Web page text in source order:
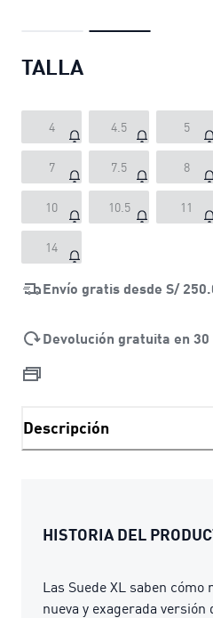
TALLA
4 4.5 5
7 7.5 8
10 10.5 11
14
Envío gratis desde S/
Devolución gratuita en 30
Descripción
HISTORIA DEL
Las Suede XL saben
nueva y exagerada versión